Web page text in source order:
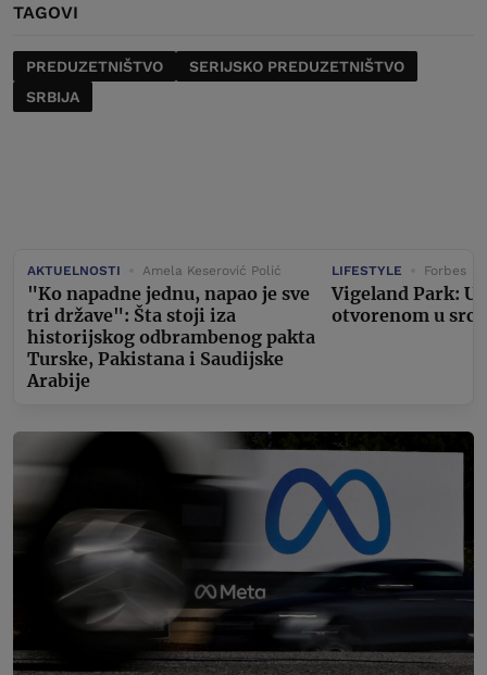
TAGOVI
PREDUZETNIŠTVO
SERIJSKO PREDUZETNIŠTVO
SRBIJA
AKTUELNOSTI Amela Keserović Polić
"Ko napadne jednu, napao je sve
tri države": Šta stoji iza
historijskog odbrambenog pakta
Turske, Pakistana i Saudijske
Arabije
LIFESTYLE Forbes
Vigeland Park:
otvorenom u srcu